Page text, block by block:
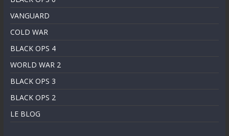
VANGUARD
COLD WAR
BLACK OPS 4
WORLD WAR 2
BLACK OPS 3
BLACK OPS 2
LE BLOG